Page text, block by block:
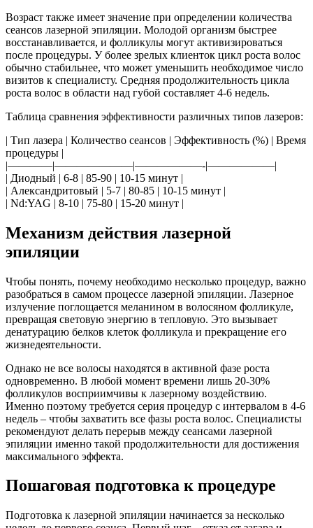
Возраст также имеет значение при определении количества
сеансов лазерной эпиляции. Молодой организм быстрее
восстанавливается, и фолликулы могут активизироваться
после процедуры. У более зрелых клиенток цикл роста волос
обычно стабильнее, что может уменьшить необходимое число
визитов к специалисту. Средняя продолжительность цикла
роста волос в области над губой составляет 4-6 недель.
Таблица сравнения эффективности различных типов лазеров:
| Тип лазера | Количество сеансов | Эффективность (%) | Время
процедуры |
|————|———————|——————-|——————|
| Диодный | 6-8 | 85-90 | 10-15 минут |
| Александритовый | 5-7 | 80-85 | 10-15 минут |
| Nd:YAG | 8-10 | 75-80 | 15-20 минут |
Механизм действия лазерной
эпиляции
Чтобы понять, почему необходимо несколько процедур, важно
разобраться в самом процессе лазерной эпиляции. Лазерное
излучение поглощается меланином в волосяном фолликуле,
превращая световую энергию в тепловую. Это вызывает
денатурацию белков клеток фолликула и прекращение его
жизнедеятельности.
Однако не все волосы находятся в активной фазе роста
одновременно. В любой момент времени лишь 20-30%
фолликулов восприимчивы к лазерному воздействию.
Именно поэтому требуется серия процедур с интервалом в 4-6
недель – чтобы захватить все фазы роста волос. Специалисты
рекомендуют делать перерыв между сеансами лазерной
эпиляции именно такой продолжительности для достижения
максимального эффекта.
Пошаговая подготовка к процедуре
Подготовка к лазерной эпиляции начинается за несколько